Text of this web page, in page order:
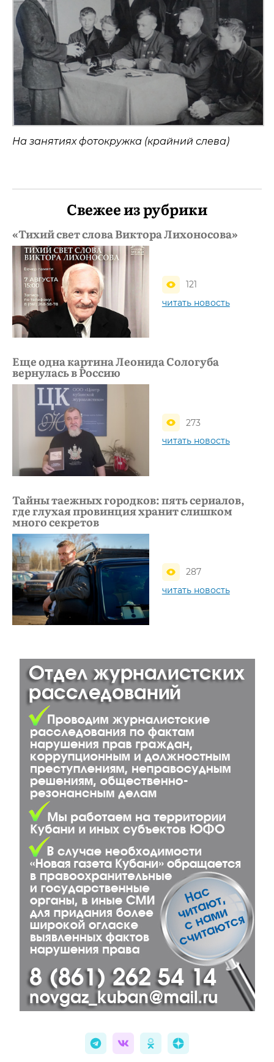
На занятиях фотокружка (крайний слева)
Свежее из рубрики
«Тихий свет слова Виктора Лихоносова»
121
читать новость
Еще одна картина Леонида Сологуба
вернулась в Россию
273
читать новость
Тайны таежных городков: пять сериалов,
где глухая провинция хранит слишком
много секретов
287
читать новость